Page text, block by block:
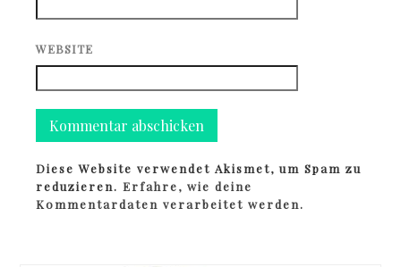
WEBSITE
Diese Website verwendet Akismet, um Spam zu
reduzieren.Erfahre, wie deine
Kommentardaten verarbeitet werden.